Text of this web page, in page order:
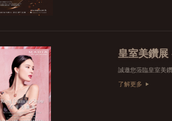
皇室美鑽展
了解更多